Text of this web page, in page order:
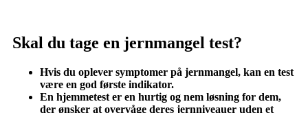
Skal du tage en jernmangel test?
Hvis du oplever symptomer på jernmangel, kan en test
være en god første indikator.
En hjemmetest er en hurtig og nem løsning for dem,
der ønsker at overvåge deres jernniveauer uden et